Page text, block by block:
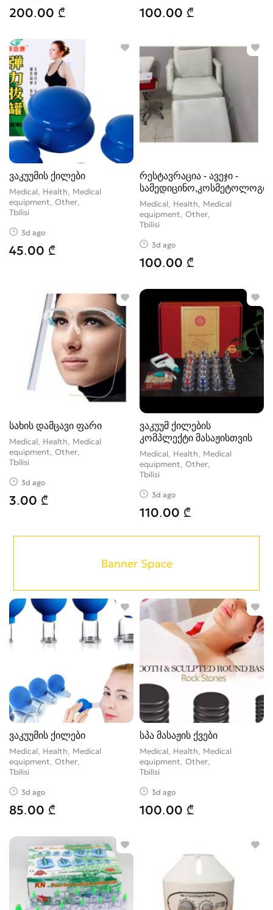
200.00 ₾ 100.00 ₾
ვაკუუმის ქილები
Medical, Health, Medical
equipment, Other
Tbilisi
3d ago
45.00 ₾
რესტავრაცია - ავეჯი -
Medical, Health, Medical
equipment, Other
Tbilisi
3d ago
100.00 ₾
სახის დამცავი ფარი
Medical, Health, Medical
equipment, Other
Tbilisi
3d ago
3.00 ₾
ვაკუუმ ქილების
კომპლექტი მასაჟისთვის
Medical, Health, Medical
equipment, Other
Tbilisi
3d ago
110.00 ₾
Banner Space
ვაკუუმის ქილები
Medical, Health, Medical
equipment, Other
Tbilisi
3d ago
85.00 ₾
სპა მასაჟის ქვები
Medical, Health, Medical
equipment, Other
Tbilisi
3d ago
100.00 ₾